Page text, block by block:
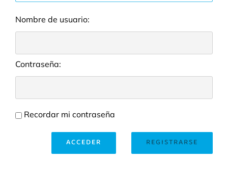
Nombre de usuario:
Contraseña:
Recordar mi contraseña
REGISTRARSE
ACCEDER